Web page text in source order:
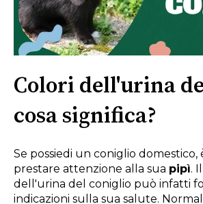
Colori dell'urina
cosa significa?
Se possiedi un coniglio
prestare attenzione alla sua pipì.
dell'urina del coniglio può infatti
indicazioni sulla sua salute.